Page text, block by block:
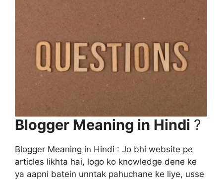
Blogger Meaning in Hindi ?
Blogger Meaning in Hindi : Jo bhi website pe
articles likhta hai, logo ko knowledge dene ke
ya aapni batein unntak pahuchane ke liye, usse